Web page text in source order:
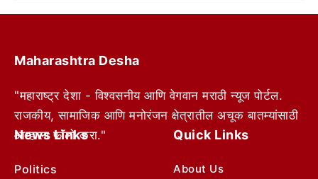
Maharashtra Desha
"महाराष्ट्र देशा - विश्वसनीय आणि वेगवान मराठी न्यूज पोर्टल.
राजकीय, सामाजिक आणि मनोरंजन क्षेत्रातील अचूक बातम्यांसाठी
आम्हाला फॉलो करा."
News Links
Politics
Quick Links
About Us